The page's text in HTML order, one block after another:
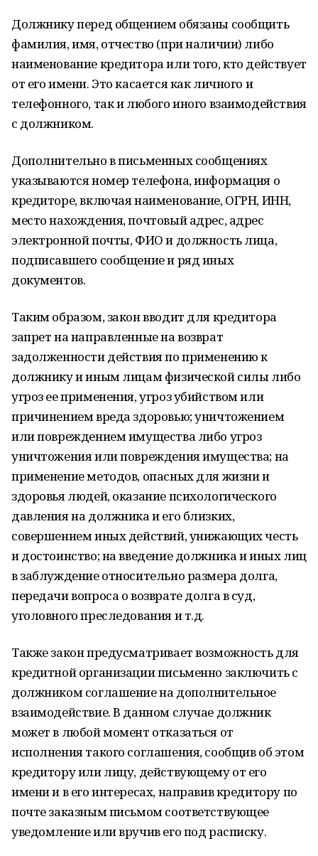
Должнику перед общением обязаны сообщить
фамилия, имя, отчество (при наличии) либо
наименование кредитора или того, кто действует
от его имени. Это касается как личного и
телефонного, так и любого иного взаимодействия
с должником.
Дополнительно в письменных сообщениях
указываются номер телефона, информация о
кредиторе, включая наименование, ОГРН, ИНН,
место нахождения, почтовый адрес, адрес
электронной почты, ФИО и должность лица,
подписавшего сообщение и ряд иных
документов.
Таким образом, закон вводит для кредитора
запрет на направленные на возврат
задолженности действия по применению к
должнику и иным лицам физической силы либо
угроз ее применения, угроз убийством или
причинением вреда здоровью; уничтожением
или повреждением имущества либо угроз
уничтожения или повреждения имущества; на
применение методов, опасных для жизни и
здоровья людей, оказание психологического
давления на должника и его близких,
совершением иных действий, унижающих честь
и достоинство; на введение должника и иных лиц
в заблуждение относительно размера долга,
передачи вопроса о возврате долга в суд,
уголовного преследования и т.д.
Также закон предусматривает возможность для
кредитной организации письменно заключить с
должником соглашение на дополнительное
взаимодействие. В данном случае должник
может в любой момент отказаться от
исполнения такого соглашения, сообщив об этом
кредитору или лицу, действующему от его
имени и в его интересах, направив кредитору по
почте заказным письмом соответствующее
уведомление или вручив его под расписку.